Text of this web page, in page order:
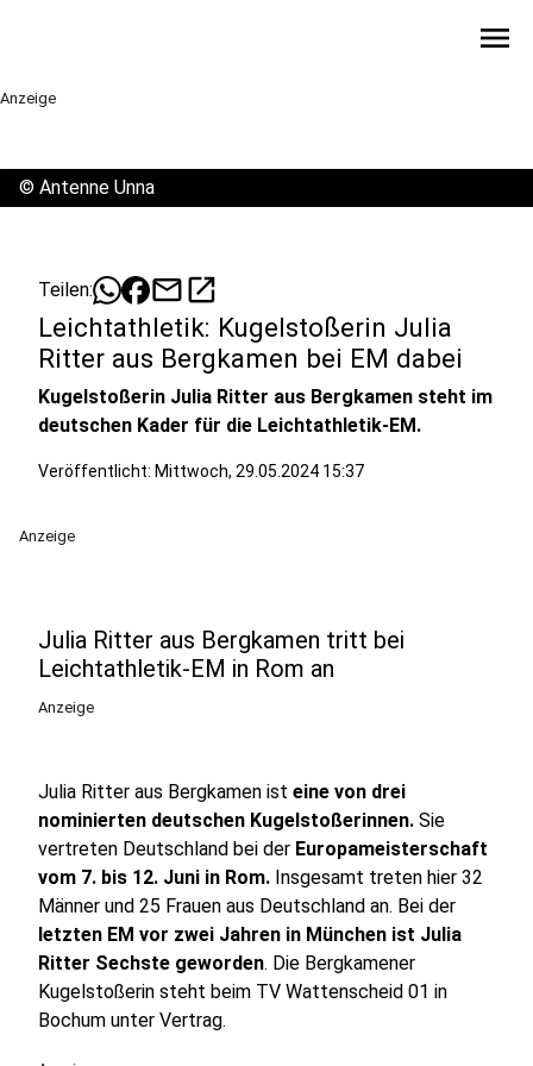
menu
Anzeige
© Antenne Unna
Teilen: mailopen_in_new
Leichtathletik: Kugelstoßerin Julia
Ritter aus Bergkamen bei EM dabei
Kugelstoßerin Julia Ritter aus Bergkamen steht im
deutschen Kader für die Leichtathletik-EM.
Veröffentlicht: Mittwoch, 29.05.2024 15:37
Anzeige
Julia Ritter aus Bergkamen tritt bei
Leichtathletik-EM in Rom an
Anzeige
Julia Ritter aus Bergkamen ist eine von drei
nominierten deutschen Kugelstoßerinnen. Sie
vertreten Deutschland bei der Europameisterschaft
vom 7. bis 12. Juni in Rom. Insgesamt treten hier 32
Männer und 25 Frauen aus Deutschland an. Bei der
letzten EM vor zwei Jahren in München ist Julia
Ritter Sechste geworden. Die Bergkamener
Kugelstoßerin steht beim TV Wattenscheid 01 in
Bochum unter Vertrag.